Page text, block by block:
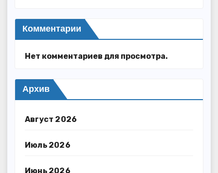
Комментарии
Нет комментариев для просмотра.
Архив
Август 2026
Июль 2026
Июнь 2026